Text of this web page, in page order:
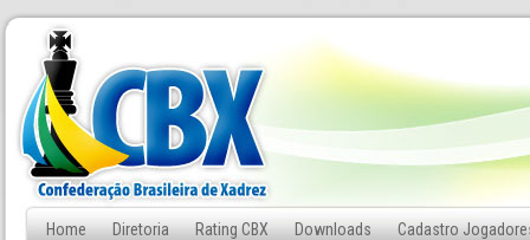
Home Diretoria Rating CBX Downloads Cadastro